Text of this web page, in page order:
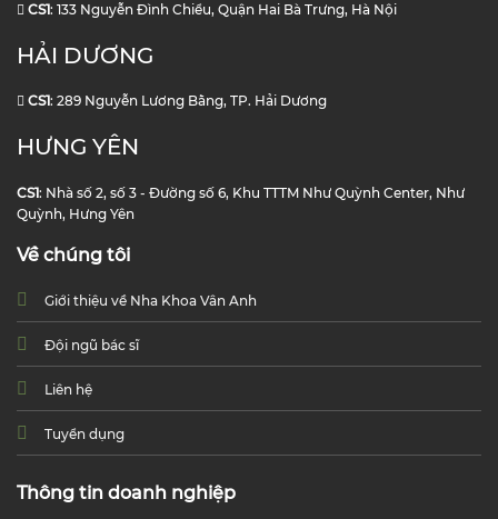
CS1: 133 Nguyễn Đình Chiểu, Quận Hai Bà Trưng, Hà Nội
HẢI DƯƠNG
CS1: 289 Nguyễn Lương Bằng, TP. Hải Dương
HƯNG YÊN
CS1: Nhà số 2, số 3 - Đường số 6, Khu TTTM Như Quỳnh Center, Như
Quỳnh, Hưng Yên
Về chúng tôi
Giới thiệu về Nha Khoa Vân Anh
Đội ngũ bác sĩ
Liên hệ
Tuyển dụng
Thông tin doanh nghiệp